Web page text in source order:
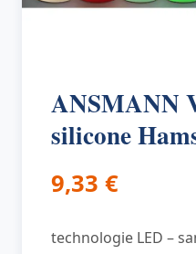
ANSMANN
silicone
9,33 €
technologie LED –